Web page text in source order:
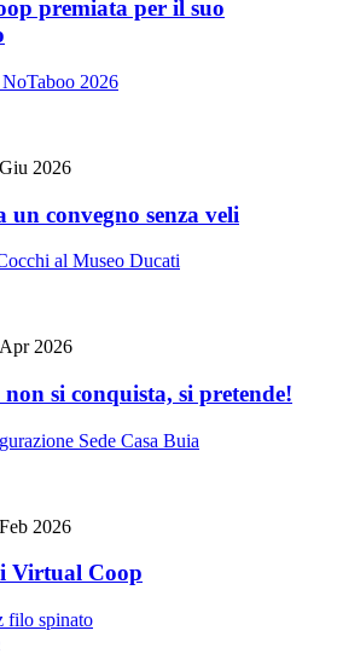
premiata per il suo
2026
un convegno senza veli
2026
si conquista, si pretende!
2026
Virtual Coop